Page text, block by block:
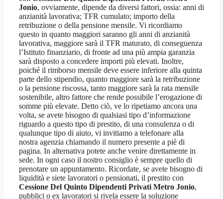
Jonio, ovviamente, dipende da diversi fattori, ossia: anni di
anzianità lavorativa; TFR cumulato; importo della
retribuzione o della pensione mensile. Vi ricordiamo
questo in quanto maggiori saranno gli anni di anzianità
lavorativa, maggiore sarà il TFR maturato, di conseguenza
l’Istituto finanziario, di fronte ad una più ampia garanzia
sarà disposto a concedere importi più elevati. Inoltre,
poiché il rimborso mensile deve essere inferiore alla quinta
parte dello stipendio, quanto maggiore sarà la retribuzione
o la pensione riscossa, tanto maggiore sarà la rata mensile
sostenibile, altro fattore che rende possibile l’erogazione di
somme più elevate. Detto ciò, ve lo ripetiamo ancora una
volta, se avete bisogno di qualsiasi tipo d’informazione
riguardo a questo tipo di prestito, di una consulenza o di
qualunque tipo di aiuto, vi invitiamo a telefonare alla
nostra agenzia chiamando il numero presente a piè di
pagina. In alternativa potete anche venire direttamente in
sede. In ogni caso il nostro consiglio è sempre quello di
prenotare un appuntamento. Ricordate, se avete bisogno di
liquidità e siete lavoratori o pensionati, il prestito con
Cessione Del Quinto Dipendenti Privati Metro Jonio,
pubblici o ex lavoratori si rivela essere la soluzione